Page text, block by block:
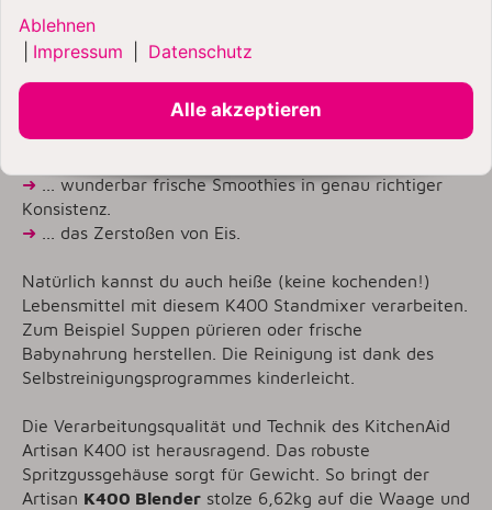
Über die 5 verschiedenen Geschwindigkeitsstufen
hinaus bietet dir der KitchenAid Artisan K400
Standmixer drei verschiedene Rezeptprogramme. Diese
drei Programme sind im Geschwindigkeitsverlauf
➜ ... wunderbar frische Smoothies in genau richtiger
Konsistenz.
➜ ... das Zerstoßen von Eis.
Natürlich kannst du auch heiße (keine kochenden!)
Lebensmittel mit diesem K400 Standmixer verarbeiten.
Zum Beispiel Suppen pürieren oder frische
Babynahrung herstellen. Die Reinigung ist dank des
Selbstreinigungsprogrammes kinderleicht.
Die Verarbeitungsqualität und Technik des KitchenAid
Artisan K400 ist herausragend. Das robuste
Spritzgussgehäuse sorgt für Gewicht. So bringt der
Artisan K400 Blender stolze 6,62kg auf die Waage und
Ablehnen
Impressum Datenschutz
Alle akzeptieren